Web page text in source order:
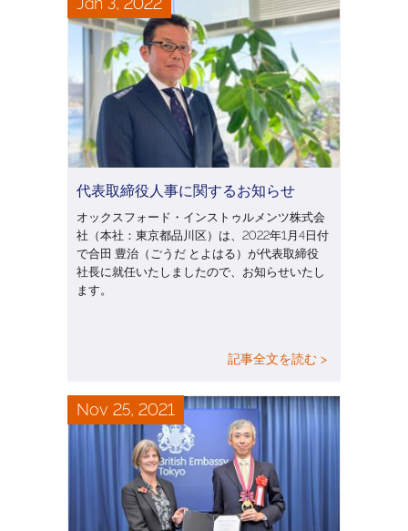
代表取締役人事に関するお知らせ
オックスフォード・インストゥルメンツ株式会
社（本社：東京都品川区）は、2022年1月4日付
で合田 豊治（ごうだ とよはる）が代表取締役
社長に就任いたしましたので、お知らせいたし
ます。
記事全文を読む >
Nov 25, 2021